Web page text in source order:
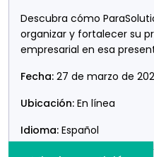
Descubra cómo
organizar y fortalecer su
empresarial en esa
Fecha: 27 de marzo de
Ubicación: En línea
Idioma: Español